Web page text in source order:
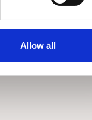
Allow all